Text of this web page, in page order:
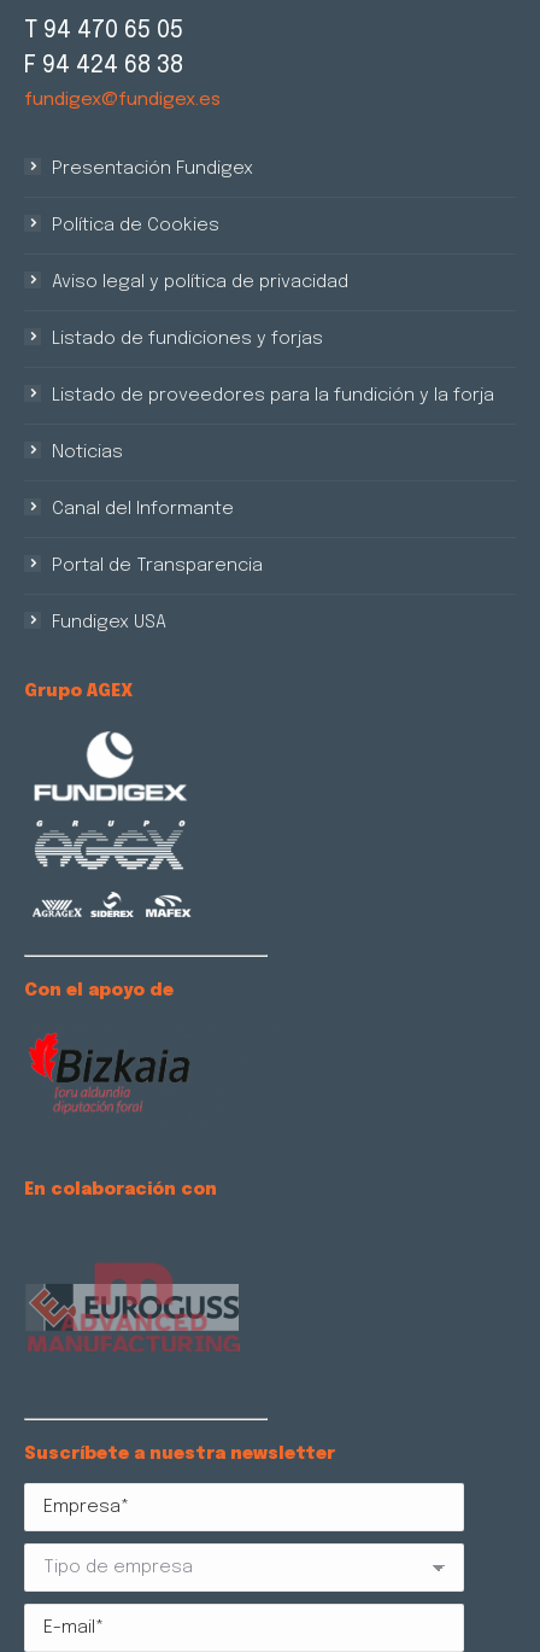
T 94 470 65 05
F 94 424 68 38
fundigex@fundigex.es
Presentación Fundigex
Política de Cookies
Aviso legal y política de privacidad
Listado de fundiciones y forjas
Listado de proveedores para la fundición y la forja
Noticias
Canal del Informante
Portal de Transparencia
Fundigex USA
Grupo AGEX
Con el apoyo de
En colaboración con
Suscríbete a nuestra newsletter